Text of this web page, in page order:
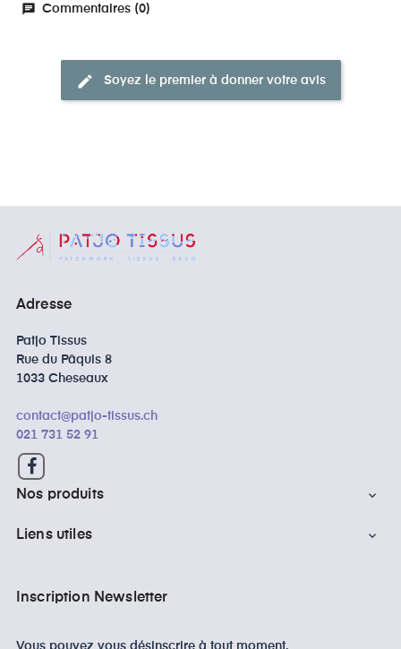
chat Commentaires (0)
edit Soyez le premier à donner votre avis
Adresse
Patjo Tissus
Rue du Pâquis 8
1033 Cheseaux
contact@patjo-tissus.ch
021 731 52 91
Nos produits 
Liens utiles 
Inscription Newsletter
Vous pouvez vous désinscrire à tout moment.